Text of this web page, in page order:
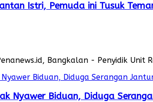
Istri, Pemuda ini Tusuk
Bangkalan - Penyidik Unit
Nyawer Biduan, Diduga